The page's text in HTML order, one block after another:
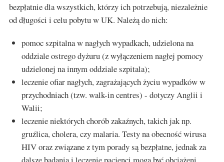
bezpłatnie dla wszystkich, którzy ich potrzebują, niezależnie
od długości i celu pobytu w UK. Należą do nich:
pomoc szpitalna w nagłych wypadkach, udzielona na
oddziale ostrego dyżuru (z wyłączeniem nagłej pomocy
udzielonej na innym oddziale szpitala);
leczenie ofiar nagłych, zagrażających życiu wypadków w
przychodniach (tzw. walk-in centres) - dotyczy Anglii i
Walii;
leczenie niektórych chorób zakaźnych, takich jak np.
gruźlica, cholera, czy malaria. Testy na obecność wirusa
HIV oraz związane z tym porady są bezpłatne, jednak za
dalsze badania i leczenie pacjenci mogą być obciążeni